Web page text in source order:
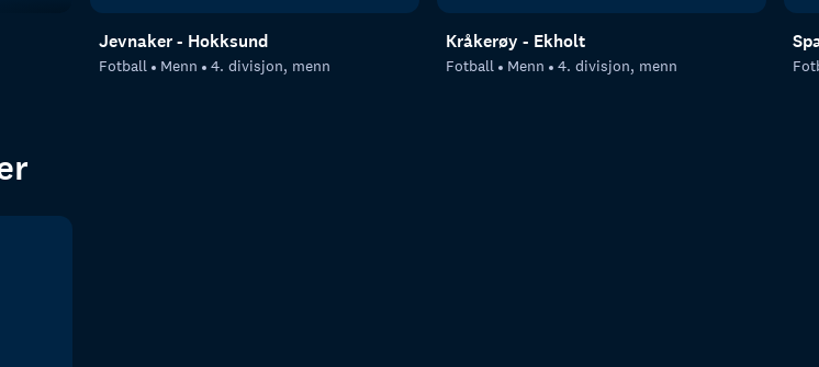
Jevnaker - Hokksund
Fotball Menn 4. divisjon, menn
Kråkerøy - Ekholt
Fotball Menn 4. divisjon, menn